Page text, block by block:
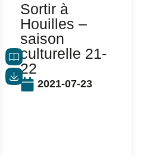
2021-07-23
Sortir à
Houilles –
saison
culturelle 21-
22